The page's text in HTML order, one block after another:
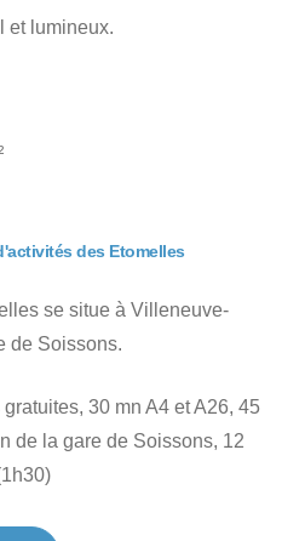
et lumineux.
des Etomelles
se situe à Villeneuve-
de Soissons.
30 mn A4 et A26, 45
de la gare de Soissons, 12